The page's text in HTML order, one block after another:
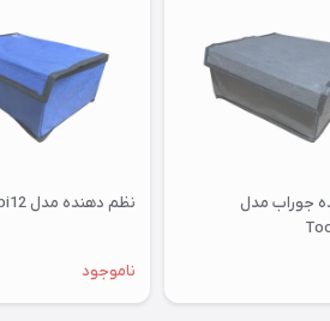
جوراب مدل
نظم دهنده مدل JJAbi12
ناموجود